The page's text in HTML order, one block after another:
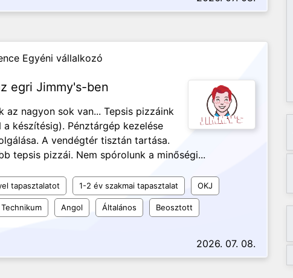
Egyéni vállalkozó
egri Jimmy's-ben
az nagyon sok van... Tepsis pizzáink
készítésig). Pénztárgép kezelése
A vendégtér tisztán tartása.
tepsis pizzái. Nem spórolunk a minőségi...
tapasztalatot 1-2 év szakmai tapasztalat OKJ
Technikum Angol Általános Beosztott
2026. 07. 08.